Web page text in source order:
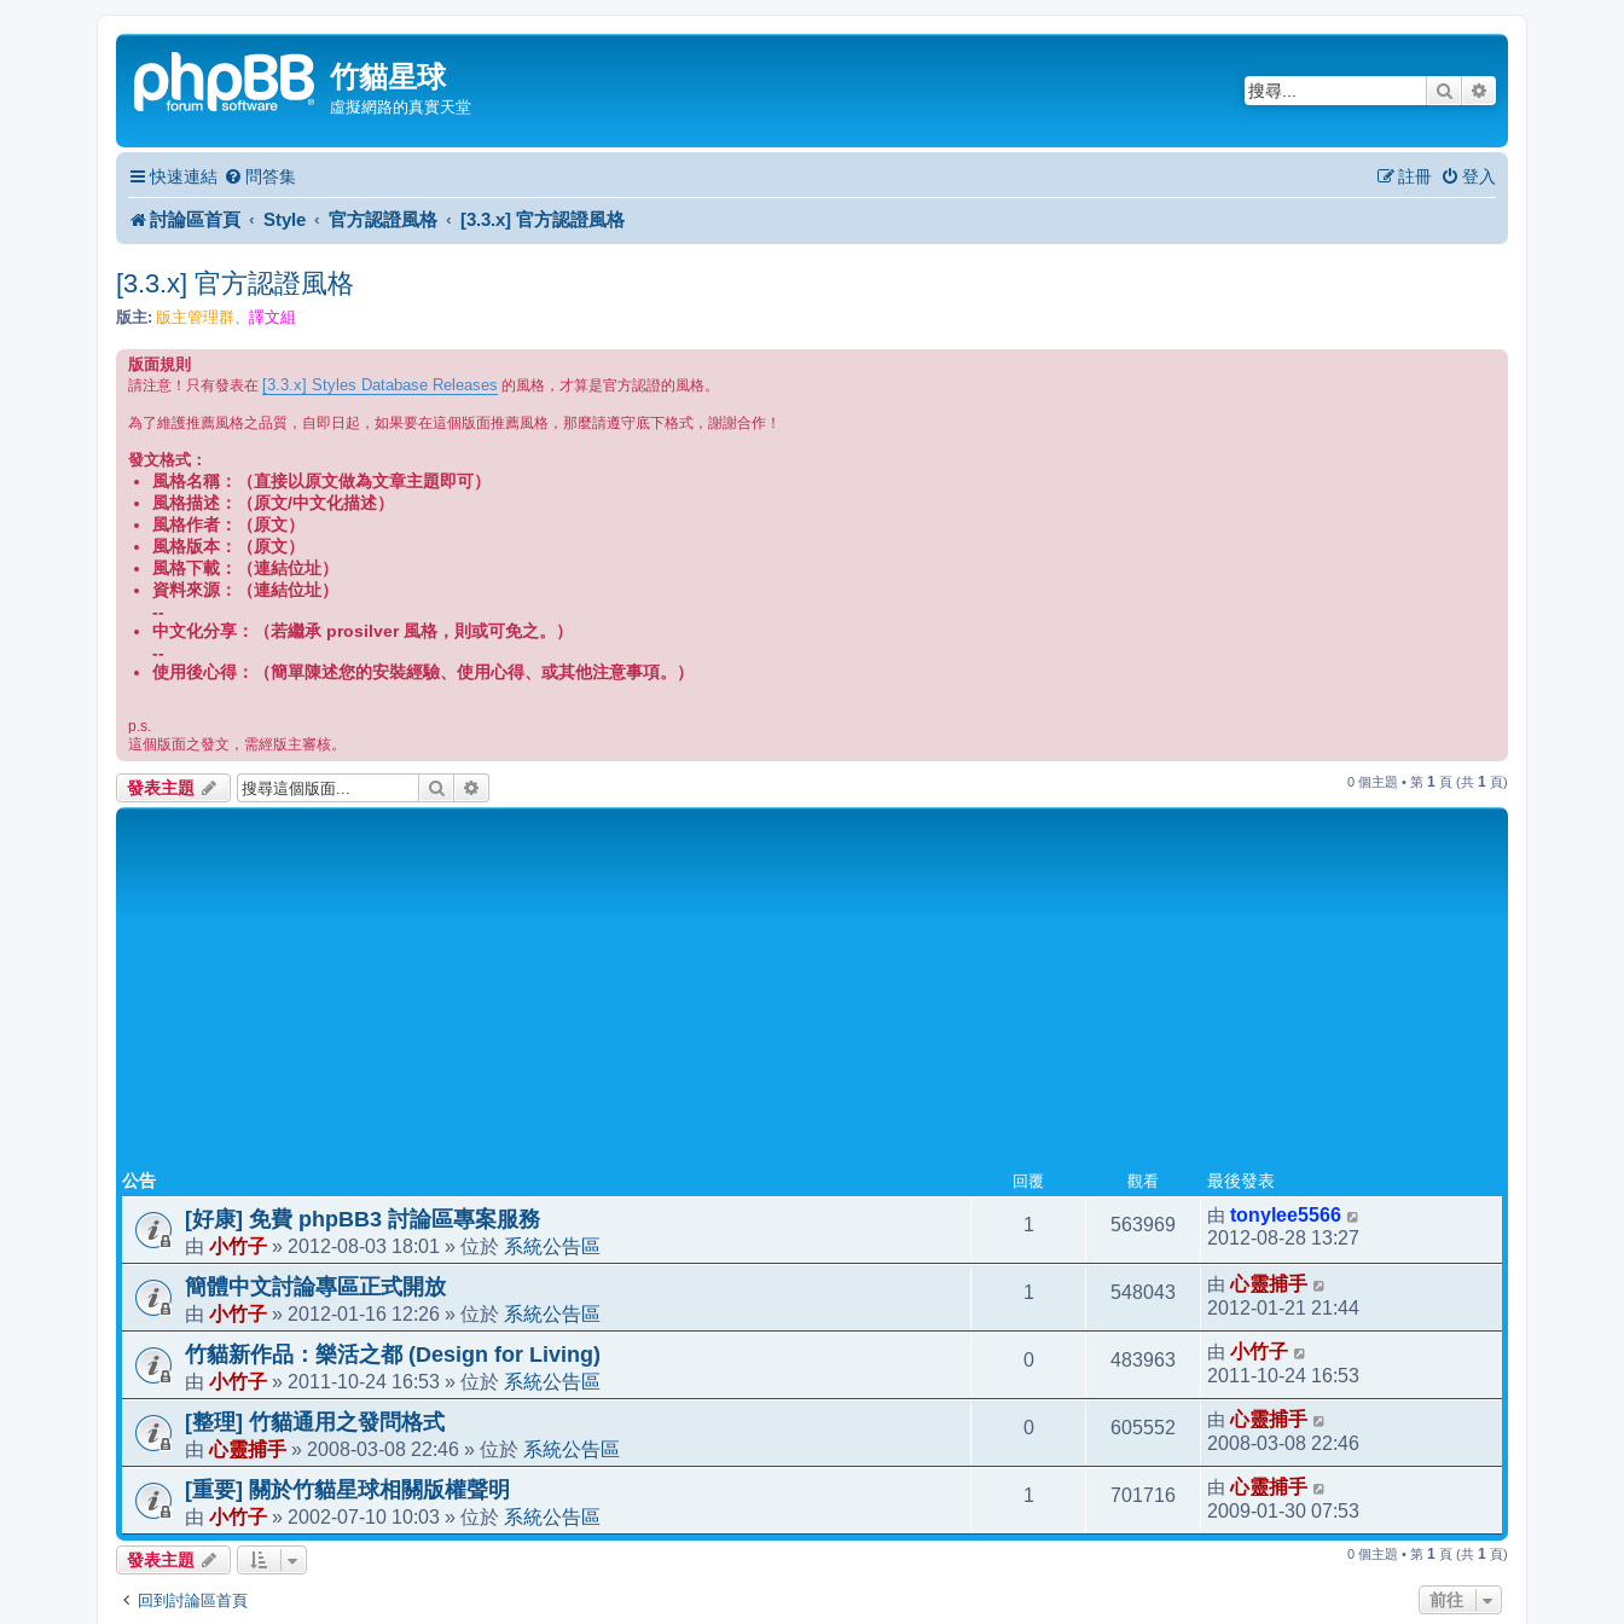
竹貓星球
虛擬網路的真實天堂
搜尋
快速連結 問答集 登入
註冊
討論區首頁 Style 官方認證風格 [3.3.x] 官方認證風格
[3.3.x] 官方認證風格
版主: 版主管理群 譯文組
版面規則
請注意！只有發表在 [3.3.x] Styles Database Releases 的風格，才算是官方認證的風格。
為了維護推薦風格之品質，自即日起，如果要在這個版面推薦風格，那麼請遵守底下格式，謝謝合作！
發文格式：
風格名稱：（直接以原文做為文章主題即可）
風格描述：（原文/中文化描述）
風格作者：（原文）
風格版本：（原文）
風格下載：（連結位址）
資料來源：（連結位址）
--
中文化分享：（若繼承 prosilver 風格，則或可免之。）
--
使用後心得：（簡單陳述您的安裝經驗、使用心得、或其他注意事項。）
p.s.
這個版面之發文，需經版主審核。
發表主題 搜尋 0 個主題 • 第 1 頁 (共 1 頁)
公告 回覆 觀看 最後發表
[好康] 免費 phpBB3 討論區專案服務
由 小竹子 » 2012-08-03 18:01 » 位於 系統公告區
1 563969 由 tonylee5566
2012-08-28 13:27
簡體中文討論專區正式開放
由 小竹子 » 2012-01-16 12:26 » 位於 系統公告區
1 548043 由心靈捕手
2012-01-21 21:44
竹貓新作品：樂活之都 (Design for Living)
由 小竹子 » 2011-10-24 16:53 » 位於 系統公告區
0 483963 由 小竹子
2011-10-24 16:53
[整理] 竹貓通用之發問格式
由心靈捕手 » 2008-03-08 22:46 » 位於 系統公告區
0 605552 由心靈捕手
2008-03-08 22:46
[重要] 關於竹貓星球相關版權聲明
由 小竹子 » 2002-07-10 10:03 » 位於 系統公告區
1 701716 由心靈捕手
2009-01-30 07:53
發表主題 0 個主題 • 第 1 頁 (共 1 頁)
回到討論區首頁 前往